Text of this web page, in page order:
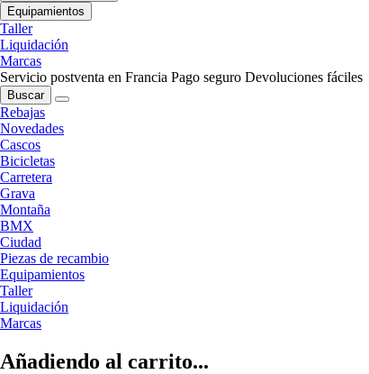
Equipamientos
Taller
Liquidación
Marcas
Servicio postventa en Francia Pago seguro Devoluciones fáciles
Buscar
Rebajas
Novedades
Cascos
Bicicletas
Carretera
Grava
Montaña
BMX
Ciudad
Piezas de recambio
Equipamientos
Taller
Liquidación
Marcas
Añadiendo al carrito...